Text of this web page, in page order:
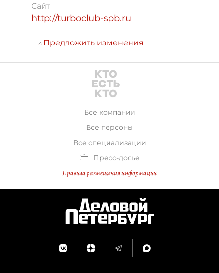
Сайт
http://turboclub-spb.ru
Предложить изменения
Все компании
Все персоны
Все специализации
Пресс-досье
Правила размещения информации